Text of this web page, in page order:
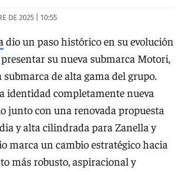
DE 2025 | 10:55
dio un paso histórico en su evolución
su nueva submarca Motori,
submarca de alta gama del grupo.
identidad completamente nueva
junto con una renovada propuesta
y alta cilindrada para Zanella y
marca un cambio estratégico hacia
más robusto, aspiracional y